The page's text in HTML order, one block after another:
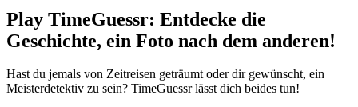
Play TimeGuessr: Entdecke die
Geschichte, ein Foto nach dem anderen!
Hast du jemals von Zeitreisen geträumt oder dir gewünscht, ein
Meisterdetektiv zu sein? TimeGuessr lässt dich beides tun!